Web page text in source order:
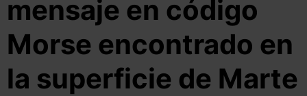
mensaje en código
Morse encontrado en
la superficie de Marte